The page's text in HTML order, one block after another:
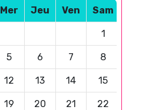
Mer Jeu Ven Sam
1
5 6 7 8
12 13 14 15
19 20 21 22